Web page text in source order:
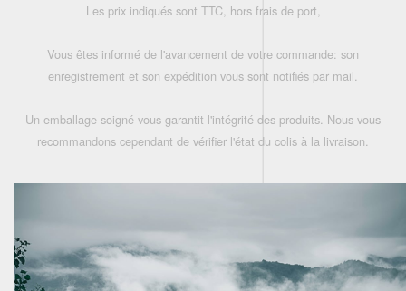
Les prix indiqués sont TTC, hors frais de port,
Vous êtes informé de l'avancement de votre commande: son
enregistrement et son expédition vous sont notifiés par mail.
Un emballage soigné vous garantit l'intégrité des produits. Nous vous
recommandons cependant de vérifier l'état du colis à la livraison.